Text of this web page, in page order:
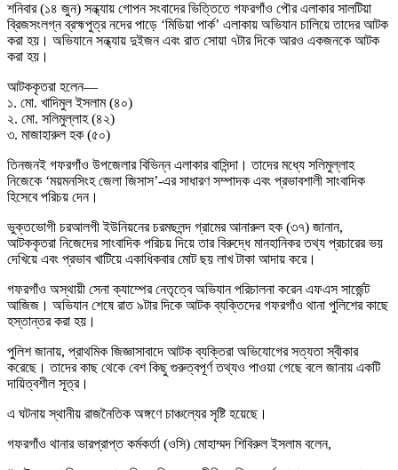
শনিবার (১৪ জুন) সন্ধ্যায় গোপন সংবাদের ভিত্তিতে গফরগাঁও পৌর এলাকার সালটিয়া
ব্রিজসংলগ্ন ব্রহ্মপুত্র নদের পাড়ে ‘মিডিয়া পার্ক’ এলাকায় অভিযান চালিয়ে তাদের আটক
করা হয়। অভিযানে সন্ধ্যায় দুইজন এবং রাত সোয়া ৭টার দিকে আরও একজনকে আটক
করা হয়।
আটককৃতরা হলেন—
১. মো. খাদিমুল ইসলাম (৪০)
২. মো. সলিমুল্লাহ (৪২)
৩. মাজাহারুল হক (৫০)
তিনজনই গফরগাঁও উপজেলার বিভিন্ন এলাকার বাসিন্দা। তাদের মধ্যে সলিমুল্লাহ
নিজেকে ‘ময়মনসিংহ জেলা জিসাস’-এর সাধারণ সম্পাদক এবং প্রভাবশালী সাংবাদিক
হিসেবে পরিচয় দেন।
ভুক্তভোগী চরআলগী ইউনিয়নের চরমছলন্দ গ্রামের আনারুল হক (৩৭) জানান,
আটককৃতরা নিজেদের সাংবাদিক পরিচয় দিয়ে তার বিরুদ্ধে মানহানিকর তথ্য প্রচারের ভয়
দেখিয়ে এবং প্রভাব খাটিয়ে একাধিকবার মোট ছয় লাখ টাকা আদায় করে।
গফরগাঁও অস্থায়ী সেনা ক্যাম্পের নেতৃত্বে অভিযান পরিচালনা করেন এফএস সার্জেন্ট
আজিজ। অভিযান শেষে রাত ৯টার দিকে আটক ব্যক্তিদের গফরগাঁও থানা পুলিশের কাছে
হস্তান্তর করা হয়।
পুলিশ জানায়, প্রাথমিক জিজ্ঞাসাবাদে আটক ব্যক্তিরা অভিযোগের সত্যতা স্বীকার
করেছে। তাদের কাছ থেকে বেশ কিছু গুরুত্বপূর্ণ তথ্যও পাওয়া গেছে বলে জানায় একটি
দায়িত্বশীল সূত্র।
এ ঘটনায় স্থানীয় রাজনৈতিক অঙ্গণে চাঞ্চল্যের সৃষ্টি হয়েছে।
গফরগাঁও থানার ভারপ্রাপ্ত কর্মকর্তা (ওসি) মোহাম্মদ শিবিরুল ইসলাম বলেন,